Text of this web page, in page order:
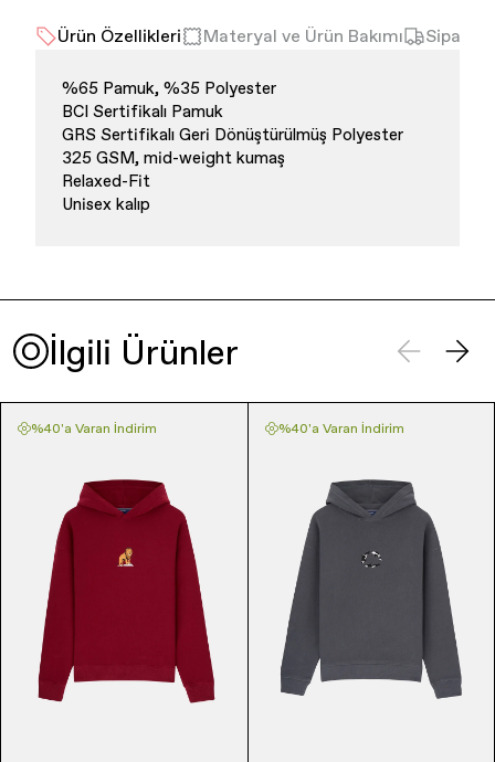
Ürün Özellikleri Materyal ve Ürün Bakımı Sipariş
%65 Pamuk, %35 Polyester
BCI Sertifikalı Pamuk
GRS Sertifikalı Geri Dönüştürülmüş Polyester
325 GSM, mid-weight kumaş
Relaxed-Fit
Unisex kalıp
İlgili Ürünler
%40'a Varan İndirim %40'a Varan İndirim